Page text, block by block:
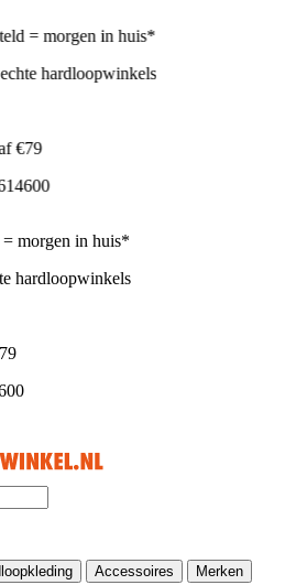
= morgen in huis*
hardloopwinkels
morgen in huis*
hardloopwinkels
Accessoires
Merken